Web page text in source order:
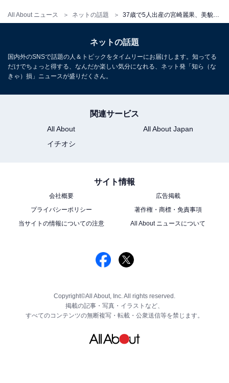
All About ニュース ネットの話題
ネットの話題
国内外のSNSで話題の人＆トピックをタイムリーにお届けします。知ってる
だけでちょっと得する、なんだか楽しい気分になれる、ネット発「知ら（な
きゃ）損」ニュースが盛りだくさん。
関連サービス
All About
All About Japan
イチオシ
サイト情報
会社概要
広告掲載
プライバシーポリシー
著作権・商標・免責事項
当サイトの情報についての注意
All About ニュースについて
Copyright©All About, Inc. All rights reserved.
掲載の記事・写真・イラストなど、
すべてのコンテンツの無断複写・転載・公衆送信等を禁じます。